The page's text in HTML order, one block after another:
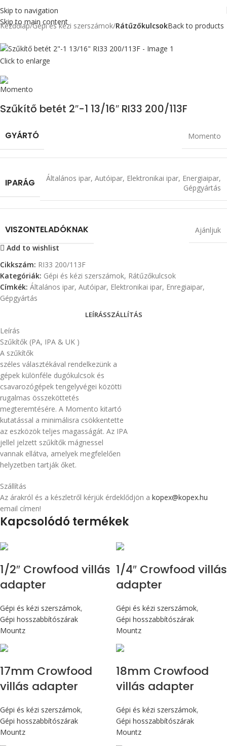
Skip to navigation
Skip to main content
Kezdőlap Gépi és kézi szerszámok RátűzőkulcsokBack to products
Click to enlarge
Szűkítő betét 2″-1 13/16″ RI33 200/113F
GYÁRTÓ Momento
IPARÁG Általános ipar, Autóipar, Elektronikai ipar, Energiaipar,
Gépgyártás
VISZONTELADÓKNAK
Ajánljuk
Add to wishlist
Cikkszám: RI33 200/113F
Kategóriák: Gépi és kézi szerszámok, Rátűzőkulcsok
Címkék: Általános ipar, Autóipar, Elektronikai ipar, Enregiaipar,
Gépgyártás
LEÍRÁSSZÁLLÍTÁS
Leírás
Szűkítők (PA, IPA & UK )
A szűkítők
széles választékával rendelkezünk a
gépek különféle dugókulcsok és
csavarozógépek tengelyvégei közötti
rugalmas összeköttetés
megteremtésére. A Momento kitartó
kutatással a minimálisra csökkentette
az eszközök teljes magasságát. Az IPA
jellel jelzett szűkítők mágnessel
vannak ellátva, amelyek megfelelően
helyzetben tartják őket.
Szállítás
Az árakról és a készletről kérjük érdeklődjön a kopex@kopex.hu
email címen!
Kapcsolódó termékek
1/2″ Crowfood villás
adapter
Gépi és kézi szerszámok,
Gépi hosszabbítószárak
Mountz
1/4″ Crowfood villás
adapter
Gépi és kézi szerszámok,
Gépi hosszabbítószárak
Mountz
17mm Crowfood
villás adapter
Gépi és kézi szerszámok,
Gépi hosszabbítószárak
Mountz
18mm Crowfood
villás adapter
Gépi és kézi szerszámok,
Gépi hosszabbítószárak
Mountz